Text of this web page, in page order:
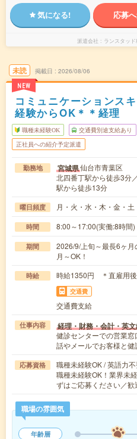
気になる! 応募
派遣会社 ランスタッ
未読
NEW
掲載日 2026/08/06
コミュニケーションス
経験からOK＊＊経理
職種未経験OK 交通費別途支給あり
正社員への紹介予定派遣
勤務地 宮城県仙台市青葉区
北四番丁駅から徒歩3分
駅から徒歩13分
曜日頻度 月・火・水・木・金・
時間 8:00～17:00(実働:8時間)
期間
2026/9/上旬～最長6ヶ
月～OK！
時給 時給1350円 ＊直雇用
交通費
交通費支給
仕事内容 経理・財務・会計・英
健診センターでの営業
話やメールでお客様と
応募資格
職種未経験OK / 英語力
職種未経験OK！業界未
ずはご応募ください／
職場の雰囲気
年齢層